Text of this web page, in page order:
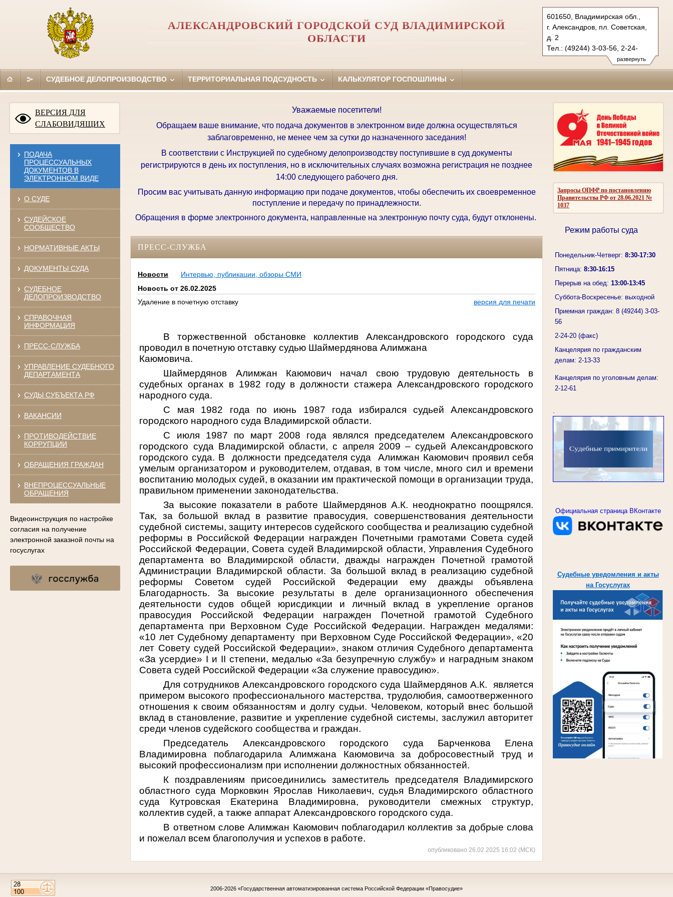
развернуть
601650, Владимирская обл.,
г. Александров, пл. Советская,
д. 2
Тел.: (49244) 3-03-56, 2-24-
20 (ф.)
aleksandrovsky.wld@sudrf.ru
АЛЕКСАНДРОВСКИЙ ГОРОДСКОЙ СУД ВЛАДИМИРСКОЙ
ОБЛАСТИ
СУДЕБНОЕ ДЕЛОПРОИЗВОДСТВО ТЕРРИТОРИАЛЬНАЯ ПОДСУДНОСТЬ КАЛЬКУЛЯТОР ГОСПОШЛИНЫ
ВЕРСИЯ ДЛЯ
СЛАБОВИДЯЩИХ
ПОДАЧА
ПРОЦЕССУАЛЬНЫХ
ДОКУМЕНТОВ В
ЭЛЕКТРОННОМ ВИДЕ
О СУДЕ
СУДЕЙСКОЕ
СООБЩЕСТВО
НОРМАТИВНЫЕ АКТЫ
ДОКУМЕНТЫ СУДА
СУДЕБНОЕ
ДЕЛОПРОИЗВОДСТВО
СПРАВОЧНАЯ
ИНФОРМАЦИЯ
ПРЕСС-СЛУЖБА
УПРАВЛЕНИЕ СУДЕБНОГО
ДЕПАРТАМЕНТА
СУДЫ СУБЪЕКТА РФ
ВАКАНСИИ
ПРОТИВОДЕЙСТВИЕ
КОРРУПЦИИ
ОБРАЩЕНИЯ ГРАЖДАН
ВНЕПРОЦЕССУАЛЬНЫЕ
ОБРАЩЕНИЯ
Видеоинструкция по настройке
согласия на получение
электронной заказной почты на
госуслугах
Запросы ОПФР по постановлению
Правительства РФ от 28.06.2021 №
1037
Режим работы суда
Понедельник-Четверг: 8:30-17:30
Пятница: 8:30-16:15
Перерыв на обед: 13:00-13:45
Суббота-Воскресенье: выходной
Приемная граждан: 8 (49244) 3-03-
56
2-24-20 (факс)
Канцелярия по гражданским
делам: 2-13-33
Канцелярия по уголовным делам:
2-12-61
Официальная страница ВКонтакте
Судебные уведомления и акты
на Госуслугах
Уважаемые посетители!
Обращаем ваше внимание, что подача документов в электронном виде должна осуществляться
заблаговременно, не менее чем за сутки до назначенного заседания!
В соответствии с Инструкцией по судебному делопроизводству поступившие в суд документы
регистрируются в день их поступления, но в исключительных случаях возможна регистрация не позднее
14:00 следующего рабочего дня.
Просим вас учитывать данную информацию при подаче документов, чтобы обеспечить их своевременное
поступление и передачу по принадлежности.
Обращения в форме электронного документа, направленные на электронную почту суда, будут отклонены.
ПРЕСС-СЛУЖБА
Новости
Интервью, публикации, обзоры СМИ
Новость от 26.02.2025
Удаление в почетную отставку
версия для печати
В торжественной обстановке коллектив Александровского городского суда
проводил в почетную отставку судью Шаймердянова Алимжана
Каюмовича.
Шаймердянов Алимжан Каюмович начал свою трудовую деятельность в
судебных органах в 1982 году в должности стажера Александровского городского
народного суда.
С мая 1982 года по июнь 1987 года избирался судьей Александровского
городского народного суда Владимирской области.
С июля 1987 по март 2008 года являлся председателем Александровского
городского суда Владимирской области, с апреля 2009 – судьей Александровского
городского суда. В должности председателя суда Алимжан Каюмович проявил себя
умелым организатором и руководителем, отдавая, в том числе, много сил и времени
воспитанию молодых судей, в оказании им практической помощи в организации труда,
правильном применении законодательства.
За высокие показатели в работе Шаймердянов А.К. неоднократно поощрялся.
Так, за большой вклад в развитие правосудия, совершенствования деятельности
судебной системы, защиту интересов судейского сообщества и реализацию судебной
реформы в Российской Федерации награжден Почетными грамотами Совета судей
Российской Федерации, Совета судей Владимирской области, Управления Судебного
департамента во Владимирской области, дважды награжден Почетной грамотой
Администрации Владимирской области. За большой вклад в реализацию судебной
реформы Советом судей Российской Федерации ему дважды объявлена
Благодарность. За высокие результаты в деле организационного обеспечения
деятельности судов общей юрисдикции и личный вклад в укрепление органов
правосудия Российской Федерации награжден Почетной грамотой Судебного
департамента при Верховном Суде Российской Федерации. Награжден медалями:
«10 лет Судебному департаменту при Верховном Суде Российской Федерации», «20
лет Совету судей Российской Федерации», знаком отличия Судебного департамента
«За усердие» I и II степени, медалью «За безупречную службу» и наградным знаком
Совета судей Российской Федерации «За служение правосудию».
Для сотрудников Александровского городского суда Шаймердянов А.К. является
примером высокого профессионального мастерства, трудолюбия, самоотверженного
отношения к своим обязанностям и долгу судьи. Человеком, который внес большой
вклад в становление, развитие и укрепление судебной системы, заслужил авторитет
среди членов судейского сообщества и граждан.
Председатель Александровского городского суда Барченкова Елена
Владимировна поблагодарила Алимжана Каюмовича за добросовестный труд и
высокий профессионализм при исполнении должностных обязанностей.
К поздравлениям присоединились заместитель председателя Владимирского
областного суда Морковкин Ярослав Николаевич, судья Владимирского областного
суда Кутровская Екатерина Владимировна, руководители смежных структур,
коллектив судей, а также аппарат Александровского городского суда.
В ответном слове Алимжан Каюмович поблагодарил коллектив за добрые слова
и пожелал всем благополучия и успехов в работе.
опубликовано 26.02.2025 16:02 (МСК)
2006-2026 «Государственная автоматизированная система Российской Федерации «Правосудие»